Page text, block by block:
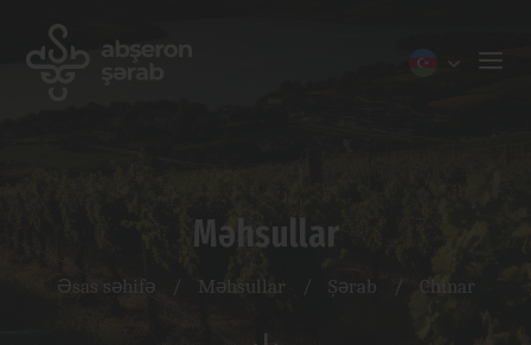
Məhsullar
Əsas səhifə / Məhsullar / Şərab / Chinar